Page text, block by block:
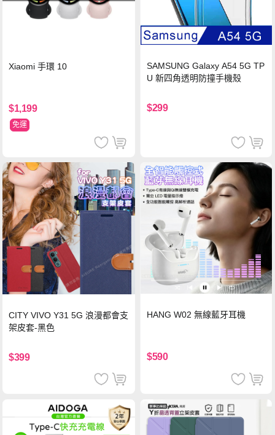
Xiaomi 手環 10
$1,199
免運
SAMSUNG Galaxy A54 5G TP
U 新四角透明防撞手機殼
$299
CITY VIVO Y31 5G 浪漫都會支
架皮套-黑色
$399
HANG W02 無線藍牙耳機
$590